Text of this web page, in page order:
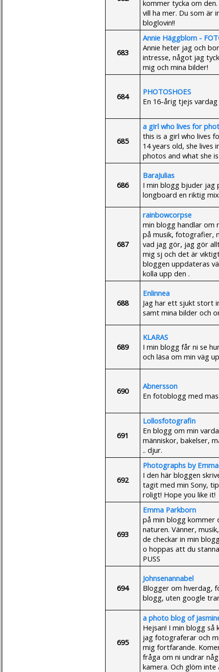
kommer tycka om
vill ha mer. Du som är
bloglovin!!
683
Annie Häggblom -
Annie heter jag och
intresse, något jag
mig och mina bilder!
684
PHOTOSHOES
En 16-årig tjejs
685
a girl who lives for
this is a girl who lives
14 years old, she lives
photos and what she
686
BaraJulias
I min blogg bjuder jag
longboard en riktig
687
rainbowcorpse
min blogg handlar om
på musik, fotografier,
vad jag gör, jag gör
mig sj och det är
bloggen uppdateras
kolla upp den .
688
Enlinnea
Jag har ett sjukt stort
samt mina bilder och
689
KLARAS
I min blogg får ni se
och läsa om min väg
690
Abnersson
En fotoblogg med
691
Lollosfotografin
En blogg om min
människor, bakelser,
.. djur.
692
Photographs by
I den här bloggen
tagit med min Sony,
roligt! Hope you like it!
693
Emma Parkborn
på min blogg kommer
naturen. Vänner,
de checkar in min
o hoppas att du
PUSS
694
Johnsenannabel
Blogger om hverdag,
blogg, uten google
695
a photo blog of
Hejsan! I min blogg så
jag fotograferar och
mig fortfarande.
fråga om ni undrar
kamera. Och glöm